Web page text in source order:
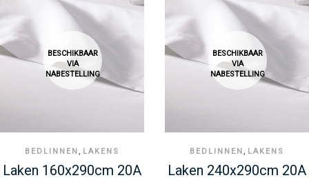
BESCHIKBAAR
VIA
NABESTELLING
BEDLINNEN , LAKENS
Laken 160x290cm 20A
BESCHIKBAAR
VIA
NABESTELLING
BEDLINNEN , LAKENS
Laken 240x290cm 20A